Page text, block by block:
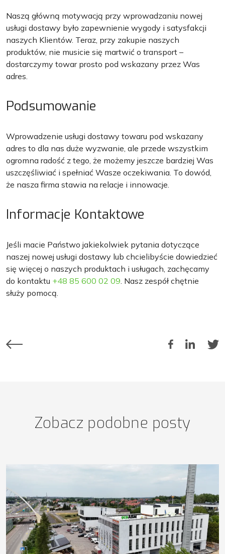
Naszą główną motywacją przy wprowadzaniu nowej
usługi dostawy było zapewnienie wygody i satysfakcji
naszych Klientów. Teraz, przy zakupie naszych
produktów, nie musicie się martwić o transport –
dostarczymy towar prosto pod wskazany przez Was
adres.
Podsumowanie
Wprowadzenie usługi dostawy towaru pod wskazany
adres to dla nas duże wyzwanie, ale przede wszystkim
ogromna radość z tego, że możemy jeszcze bardziej Was
uszczęśliwiać i spełniać Wasze oczekiwania. To dowód,
że nasza firma stawia na relacje i innowacje.
Informacje Kontaktowe
Jeśli macie Państwo jakiekolwiek pytania dotyczące
naszej nowej usługi dostawy lub chcielibyście dowiedzieć
się więcej o naszych produktach i usługach, zachęcamy
do kontaktu +48 85 600 02 09. Nasz zespół chętnie
służy pomocą.
Zobacz podobne posty